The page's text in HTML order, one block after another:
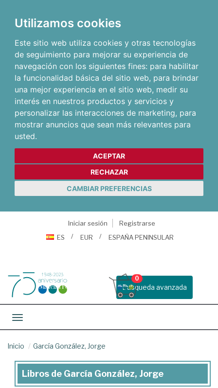
Utilizamos cookies
Este sitio web utiliza cookies y otras tecnologías
de seguimiento para mejorar su experiencia de
navegación con los siguientes fines: para habilitar
la funcionalidad básica del sitio web, para brindar
una mejor experiencia en el sitio web, medir su
interés en nuestros productos y servicios y
personalizar las interacciones de marketing, para
mostrar anuncios que sean más relevantes para
usted.
ACEPTAR
RECHAZAR
CAMBIAR PREFERENCIAS
Iniciar sesión
Registrarse
ES
EUR ESPAÑA PENINSULAR
Busqueda avanzada
0
Toggle navigation
Inicio García González, Jorge
Libros
Libros de García González, Jorge